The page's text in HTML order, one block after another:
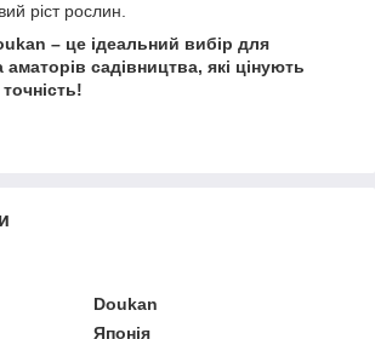
ріст рослин.
– це ідеальний вибір для
аматорів садівництва, які цінують
Doukan
Японія